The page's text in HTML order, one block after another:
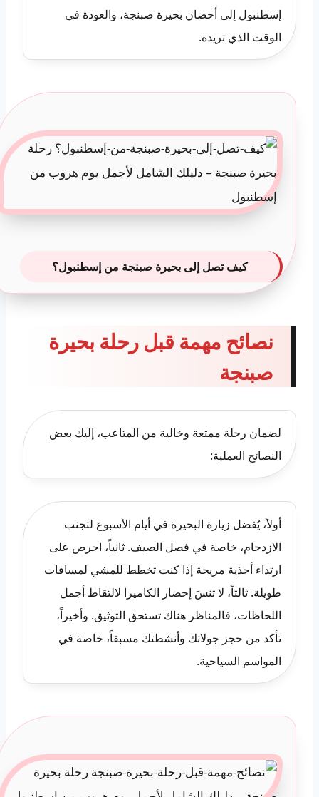
إسطنبول إلى أحضان بحيرة صبنجة، والعودة في
الوقت الذي تريده.
كيف تصل إلى بحيرة صبنجة من إسطنبول؟
نصائح مهمة قبل رحلة بحيرة
صبنجة
لضمان رحلة ممتعة وخالية من المتاعب، إليك بعض
النصائح العملية:
أولاً، يُفضل زيارة البحيرة في أيام الأسبوع لتجنب
الازدحام، خاصة في فصل الصيف. ثانياً، احرص على
ارتداء أحذية مريحة إذا كنت تخطط للمشي لمسافات
طويلة. ثالثاً، لا تنسَ إحضار الكاميرا لالتقاط أجمل
اللحاظات، فالمناظر هناك تستحق التوثيق. وأخيراً،
تأكد من حجز جولاتك وأنشطتك مسبقاً، خاصة في
المواسم السياحية.